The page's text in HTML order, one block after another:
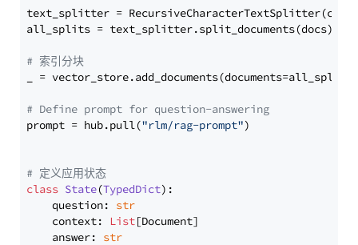
text_splitter =
all_splits = text_splitter.split_documents(docs)
# 索引分块
_ = vector_store.add_documents(documents=all_splits)
# Define prompt for question-answering
prompt = hub.pull("rlm/rag-prompt")
# 定义应用状态
class State(TypedDict):
    question:
str
    context:
List[Document]
    answer:
str